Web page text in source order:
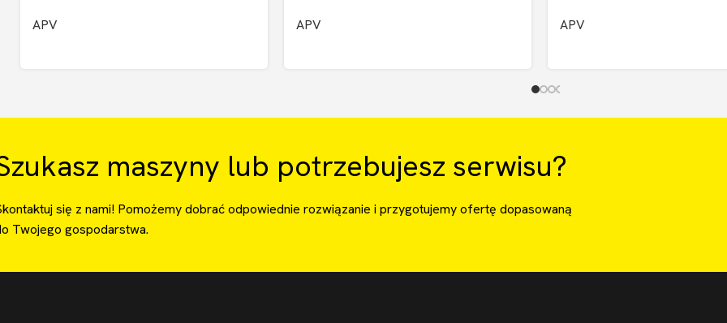
APV APV APV
maszyny lub potrzebujesz serwisu?
się z nami! Pomożemy dobrać odpowiednie rozwiązanie i przygotujemy ofertę dopasowaną
Twojego gospodarstwa.